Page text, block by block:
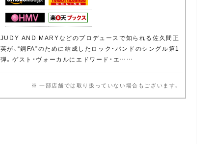
JUDY AND MARYなどのプロデュースで知られる佐久間正
英が、“鋼FA”のために結成したロック・バンドのシングル第1
弾。ゲスト・ヴォーカルにエドワード・エ……
※ 一部店舗では取り扱っていない場合もございます。